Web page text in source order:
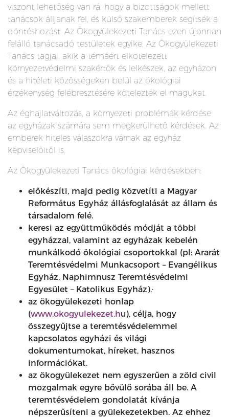
viszont lehetőség van rá, hogy a bizottságok mellett
tanácsok álljanak fel, és külső szakemberek segítsék a
döntéshozást. Az Ökogyülekezeti Tanács ezen újonnan
felálló tanácsadó testületek egyike. Az Ökogyülekezeti
Tanács tagjai, akik a témáért elkötelezett
környezetvédelmi szakértők és lelkészek, az egyházon
és a hitéleti közösségeken belül az ökológiai
érzékenység felébresztésére kötelezték el magukat.
Az éghajlatváltozás, a környezeti problémák kérdése
az egyházak számára sem megkerülhető kérdések. Az
emberek hiteles válaszokra várnak az egyház
képviselőitől is.
Az Ökogyülekezeti Tanács ökológiai kérdésekben:
előkészíti, majd pedig közvetíti a Magyar
Református Egyház állásfoglalását az állam és
társadalom felé.
keresi az együttműködés módját a többi
egyházzal, valamint az egyházak kebelén
munkálkodó ökológiai csoportokkal (pl: Ararát
Teremtésvédelmi Munkacsoport – Evangélikus
Egyház, Naphimnusz Teremtésvédelmi
Egyesület – Katolikus Egyház).·
az ökogyülekezeti honlap
(www.okogyulekezet.hu), célja, hogy
összegyűjtse a teremtésvédelemmel
kapcsolatos egyházi és világi
dokumentumokat, híreket, hasznos
információkat.
az ökogyülekezet nem egyszerűen a zöld civil
mozgalmak egyre bővülő sorába áll be. A
teremtésvédelem gondolatát kívánja
népszerűsíteni a gyülekezetekben. Az ehhez